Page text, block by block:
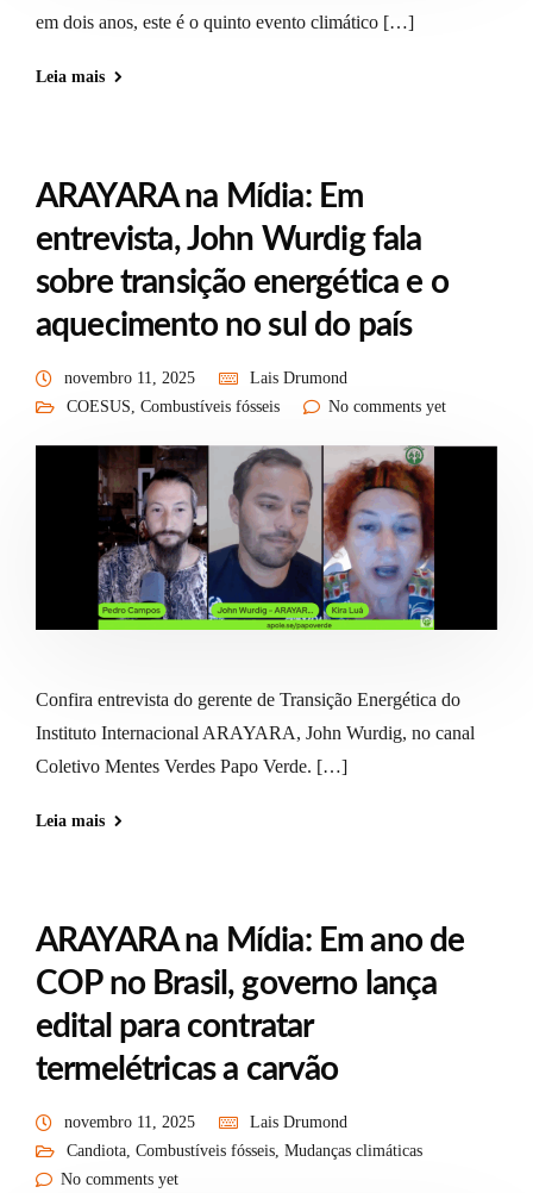
em dois anos, este é o quinto evento climático […]
Leia mais
ARAYARA na Mídia: Em
entrevista, John Wurdig fala
sobre transição energética e o
aquecimento no sul do país
novembro 11, 2025
Lais Drumond
COESUS Combustíveis fósseis No comments yet
Confira entrevista do gerente de Transição Energética do
Instituto Internacional ARAYARA, John Wurdig, no canal
Coletivo Mentes Verdes Papo Verde. […]
Leia mais
ARAYARA na Mídia: Em ano de
COP no Brasil, governo lança
edital para contratar
termelétricas a carvão
novembro 11, 2025
Lais Drumond
Candiota Combustíveis fósseis Mudanças climáticas
No comments yet